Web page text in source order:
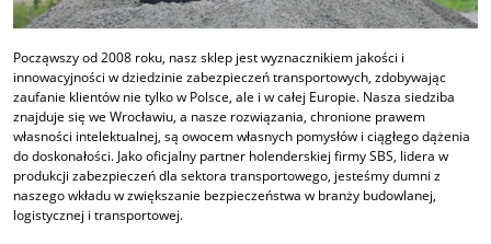
Począwszy od 2008 roku, nasz sklep jest wyznacznikiem jakości i
innowacyjności w dziedzinie zabezpieczeń transportowych, zdobywając
zaufanie klientów nie tylko w Polsce, ale i w całej Europie. Nasza siedziba
znajduje się we Wrocławiu, a nasze rozwiązania, chronione prawem
własności intelektualnej, są owocem własnych pomysłów i ciągłego dążenia
do doskonałości. Jako oficjalny partner holenderskiej firmy SBS, lidera w
produkcji zabezpieczeń dla sektora transportowego, jesteśmy dumni z
naszego wkładu w zwiększanie bezpieczeństwa w branży budowlanej,
logistycznej i transportowej.